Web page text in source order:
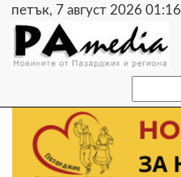
петък, 7 август 2026 01:16